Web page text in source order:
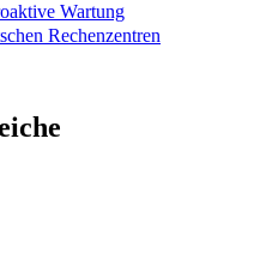
Wartung
Rechenzentren